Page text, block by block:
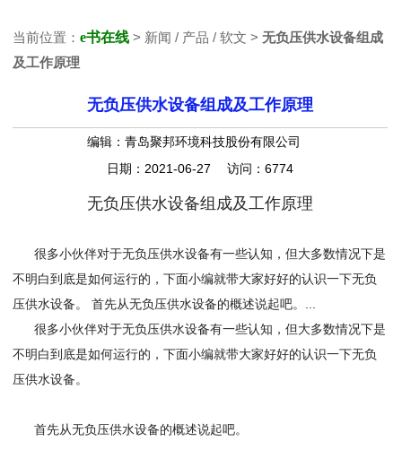
当前位置：e书在线 > 新闻 / 产品 / 软文 >无负压供水设备组成
及工作原理
无负压供水设备组成及工作原理
编辑：青岛聚邦环境科技股份有限公司
日期：2021-06-27 访问：6774
无负压供水设备组成及工作原理
很多小伙伴对于无负压供水设备有一些认知，但大多数情况下是
不明白到底是如何运行的，下面小编就带大家好好的认识一下无负
压供水设备。 首先从无负压供水设备的概述说起吧。...
很多小伙伴对于无负压供水设备有一些认知，但大多数情况下是
不明白到底是如何运行的，下面小编就带大家好好的认识一下无负
压供水设备。
首先从无负压供水设备的概述说起吧。